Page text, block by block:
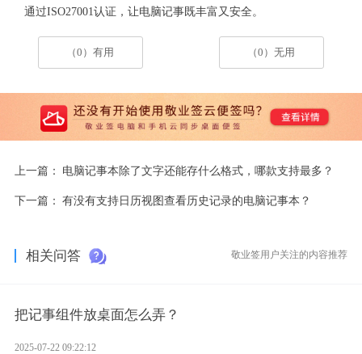
通过ISO27001认证，让电脑记事既丰富又安全。
（0）有用 （0）无用
上一篇： 电脑记事本除了文字还能存什么格式，哪款支持最多？
下一篇： 有没有支持日历视图查看历史记录的电脑记事本？
相关问答 敬业签用户关注的内容推荐
把记事组件放桌面怎么弄？
2025-07-22 09:22:12